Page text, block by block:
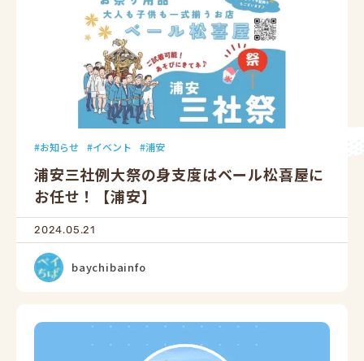
お知らせ イベント 浦安
浦安三社例大祭の身支度はベール松喜屋に
お任せ！【浦安】
2024.05.21
baychibainfo